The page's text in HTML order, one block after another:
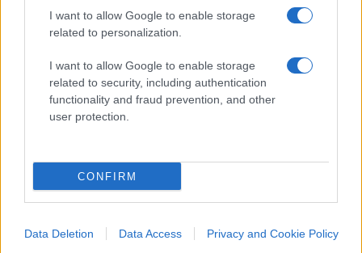
I want to allow Google to enable storage
related to personalization.
I want to allow Google to enable storage
related to security, including authentication
functionality and fraud prevention, and other
user protection.
CONFIRM
Data Deletion Data Access Privacy and Cookie Policy
IL PIÙ LETTO DEL MESE